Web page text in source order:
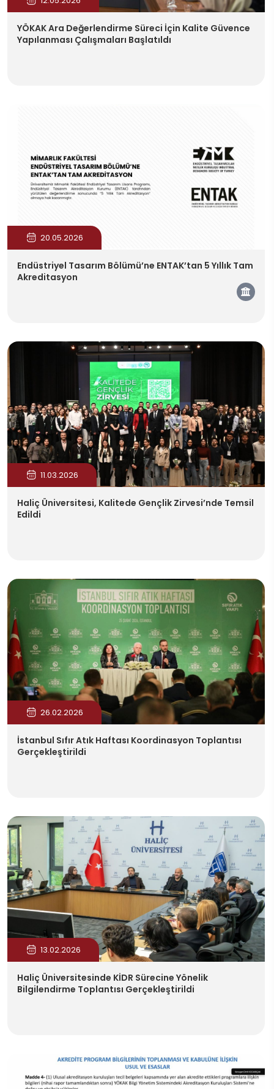
YÖKAK Ara Değerlendirme Süreci İçin Kalite Güvence
Yapılanması Çalışmaları Başlatıldı
20.05.2026
Endüstriyel Tasarım Bölümü’ne ENTAK’tan 5 Yıllık Tam
Akreditasyon
11.03.2026
Haliç Üniversitesi, Kalitede Gençlik Zirvesi’nde Temsil
Edildi
26.02.2026
İstanbul Sıfır Atık Haftası Koordinasyon Toplantısı
Gerçekleştirildi
13.02.2026
Haliç Üniversitesinde KİDR Sürecine Yönelik
Bilgilendirme Toplantısı Gerçekleştirildi